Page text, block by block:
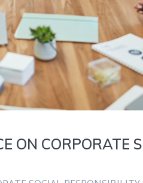
ON CORPORATE